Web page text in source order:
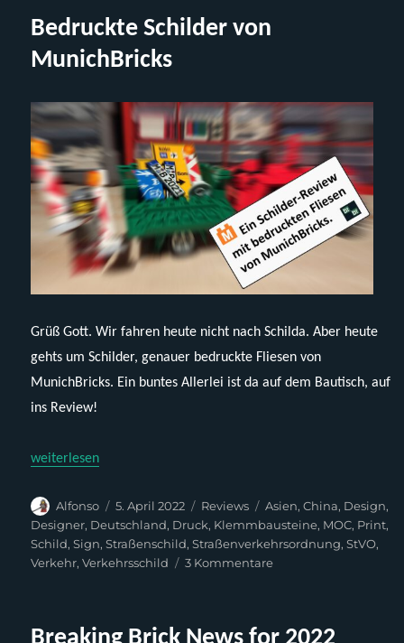
Bedruckte Schilder von
MunichBricks
Grüß Gott. Wir fahren heute nicht nach Schilda. Aber heute
gehts um Schilder, genauer bedruckte Fliesen von
MunichBricks. Ein buntes Allerlei ist da auf dem Bautisch, auf
ins Review!
„Bedruckte Schilder von MunichBricks“
weiterlesen
Autor
Alfonso
Veröffentlicht
am
5. April 2022 Kategorien
Reviews Schlagwörter
Asien,China, Design,
Designer, Deutschland, Druck, Klemmbausteine, MOC, Print,
Schild,Sign,Straßenschild,Straßenverkehrsordnung,StVO,
Verkehr,Verkehrsschild 3 Kommentarezu
MunichBricks